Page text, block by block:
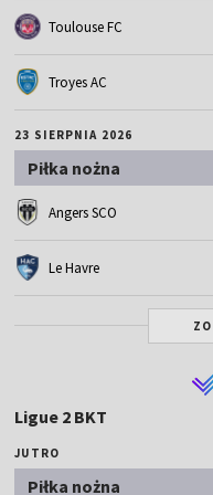
Toulouse FC
Troyes AC
23 SIERPNIA 2026
Piłka nożna
Angers SCO
Le Havre
Ligue 2 BKT
JUTRO
Piłka nożna